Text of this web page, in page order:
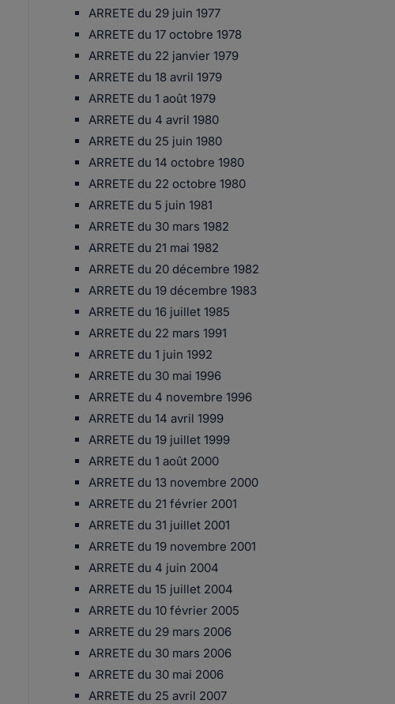
ARRETE du 29 juin 1977
ARRETE du 17 octobre 1978
ARRETE du 22 janvier 1979
ARRETE du 18 avril 1979
ARRETE du 1 août 1979
ARRETE du 4 avril 1980
ARRETE du 25 juin 1980
ARRETE du 14 octobre 1980
ARRETE du 22 octobre 1980
ARRETE du 5 juin 1981
ARRETE du 30 mars 1982
ARRETE du 21 mai 1982
ARRETE du 20 décembre 1982
ARRETE du 19 décembre 1983
ARRETE du 16 juillet 1985
ARRETE du 22 mars 1991
ARRETE du 1 juin 1992
ARRETE du 30 mai 1996
ARRETE du 4 novembre 1996
ARRETE du 14 avril 1999
ARRETE du 19 juillet 1999
ARRETE du 1 août 2000
ARRETE du 13 novembre 2000
ARRETE du 21 février 2001
ARRETE du 31 juillet 2001
ARRETE du 19 novembre 2001
ARRETE du 4 juin 2004
ARRETE du 15 juillet 2004
ARRETE du 10 février 2005
ARRETE du 29 mars 2006
ARRETE du 30 mars 2006
ARRETE du 30 mai 2006
ARRETE du 25 avril 2007